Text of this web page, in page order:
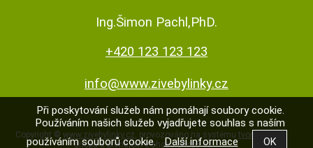
Ing.Šimon Pachl,PhD.
+420 123 123 123
info@www.zivebylinky.cz
Copyright © www.zivebylinky.cz, provozováno na systému tvorba e-
shopuapronájem e-shopuShop5.cz
Při poskytování služeb nám pomáhají soubory cookie.
Používáním našich služeb vyjadřujete souhlas s naším
používáním souborů cookie.Další informace